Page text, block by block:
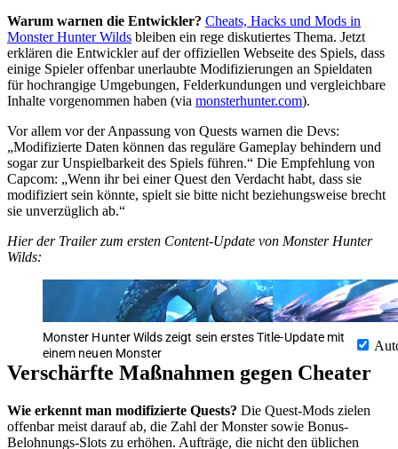
Warum warnen die Entwickler? Cheats, Hacks und Mods in
Monster Hunter Wilds bleiben ein rege diskutiertes Thema. Jetzt
erklären die Entwickler auf der offiziellen Webseite des Spiels, dass
einige Spieler offenbar unerlaubte Modifizierungen an Spieldaten
für hochrangige Umgebungen, Felderkundungen und vergleichbare
Inhalte vorgenommen haben (via monsterhunter.com).
Vor allem vor der Anpassung von Quests warnen die Devs:
„Modifizierte Daten können das reguläre Gameplay behindern und
sogar zur Unspielbarkeit des Spiels führen.“ Die Empfehlung von
Capcom: „Wenn ihr bei einer Quest den Verdacht habt, dass sie
modifiziert sein könnte, spielt sie bitte nicht beziehungsweise brecht
sie unverzüglich ab.“
Hier der Trailer zum ersten Content-Update von Monster Hunter
Wilds:
Monster Hunter Wilds zeigt sein erstes Title-Update mit
einem neuen Monster
Verschärfte Maßnahmen gegen Cheater
Wie erkennt man modifizierte Quests? Die Quest-Mods zielen
offenbar meist darauf ab, die Zahl der Monster sowie Bonus-
Belohnungs-Slots zu erhöhen. Aufträge, die nicht den üblichen